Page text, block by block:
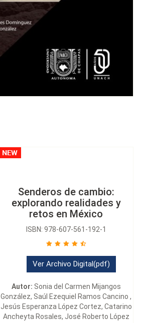
Senderos de cambio:
explorando realidades y
retos en México
ISBN: 978-607-561-192-1
Ver Archivo Digital(pdf)
Autor: Sonia del Carmen Mijangos
González, Saúl Ezequiel Ramos Cancino ,
Jesús Esperanza López Cortez, Catarino
Ancheyta Rosales, José Roberto López